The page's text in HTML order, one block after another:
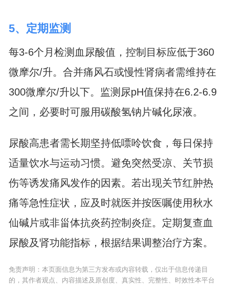
5、定期监测
每3-6个月检测血尿酸值，控制目标应低于360
微摩尔/升。合并痛风石或慢性肾病者需维持在
300微摩尔/升以下。监测尿pH值保持在6.2-6.9
之间，必要时可服用碳酸氢钠片碱化尿液。
尿酸高患者需长期坚持低嘌呤饮食，每日保持
适量饮水与运动习惯。避免突然受凉、关节损
伤等诱发痛风发作的因素。若出现关节红肿热
痛等急性症状，应及时就医并按医嘱使用秋水
仙碱片或非甾体抗炎药控制炎症。定期复查血
尿酸及肾功能指标，根据结果调整治疗方案。
免责声明：本页面信息为第三方发布或内容转载，仅出于信息传递目
的，其作者观点、内容描述及原创度、真实性、完整性、时效性本平台